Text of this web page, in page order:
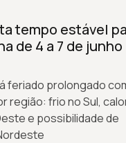
tempo estável
de 4 a 7 de junho
feriado prolongado
região: frio no Sul,
e possibilidade de